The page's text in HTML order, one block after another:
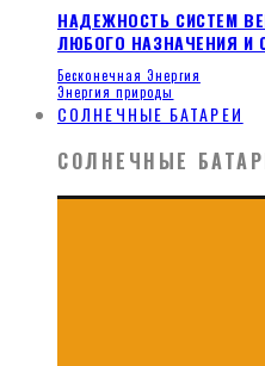
НАДЕЖНОСТЬ СИСТЕМ
ЛЮБОГО НАЗНАЧЕНИЯ И
Бесконечная Энергия
Энергия природы
СОЛНЕЧНЫЕ БАТАРЕИ
СОЛНЕЧНЫЕ